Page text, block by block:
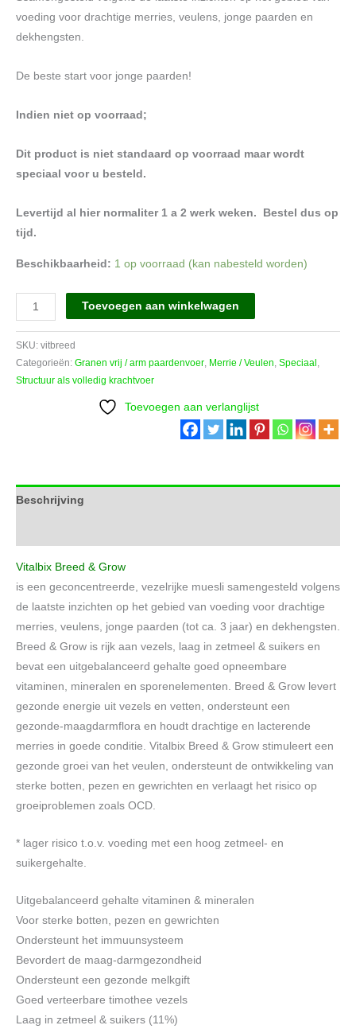
voeding voor drachtige merries, veulens, jonge paarden en
dekhengsten.
De beste start voor jonge paarden!
Indien niet op voorraad;
Dit product is niet standaard op voorraad maar wordt
speciaal voor u besteld.
Levertijd al hier normaliter 1 a 2 werk weken. Bestel dus op
tijd.
Beschikbaarheid: 1 op voorraad (kan nabesteld worden)
Vitalbix
Breed
and
Grow
20
Toevoegen aan winkelwagen
SKU: vitbreed
Categorieën: Granen vrij / arm paardenvoer, Merrie / Veulen, Speciaal ,
Structuur als volledig krachtvoer
Toevoegen aan verlanglijst
Beschrijving
Vitalbix Breed & Grow
is een geconcentreerde, vezelrijke muesli samengesteld volgens
de laatste inzichten op het gebied van voeding voor drachtige
merries, veulens, jonge paarden (tot ca. 3 jaar) en dekhengsten.
Breed & Grow is rijk aan vezels, laag in zetmeel & suikers en
bevat een uitgebalanceerd gehalte goed opneembare
vitaminen, mineralen en sporenelementen. Breed & Grow levert
gezonde energie uit vezels en vetten, ondersteunt een
gezonde-maagdarmflora en houdt drachtige en lacterende
merries in goede conditie. Vitalbix Breed & Grow stimuleert een
gezonde groei van het veulen, ondersteunt de ontwikkeling van
sterke botten, pezen en gewrichten en verlaagt het risico op
groeiproblemen zoals OCD.
* lager risico t.o.v. voeding met een hoog zetmeel- en
suikergehalte.
Uitgebalanceerd gehalte vitaminen & mineralen
Voor sterke botten, pezen en gewrichten
Ondersteunt het immuunsysteem
Bevordert de maag-darmgezondheid
Ondersteunt een gezonde melkgift
Goed verteerbare timothee vezels
Laag in zetmeel & suikers (11%)